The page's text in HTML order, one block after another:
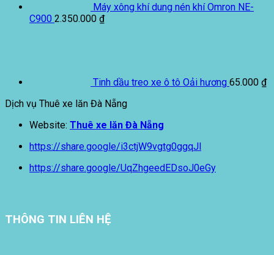
Máy xông khí dung nén khí Omron NE-
C900 2.350.000 ₫
Tinh dầu treo xe ô tô Oải hương 65.000 ₫
Dịch vụ Thuê xe lăn Đà Nẵng
Website: Thuê xe lăn Đà Nẵng
https://share.google/i3ctjW9vgtg0ggqJl
https://share.google/UqZhgeedEDsoJ0eGy
THÔNG TIN LIÊN HỆ